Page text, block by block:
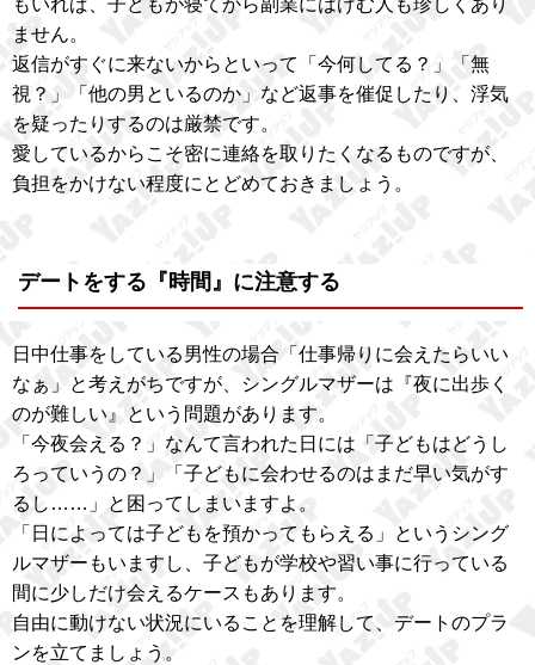
もいれば、子どもが寝てから副業にはげむ人も珍しくあり
ません。
返信がすぐに来ないからといって「今何してる？」「無
視？」「他の男といるのか」など返事を催促したり、浮気
を疑ったりするのは厳禁です。
愛しているからこそ密に連絡を取りたくなるものですが、
負担をかけない程度にとどめておきましょう。
デートをする『時間』に注意する
日中仕事をしている男性の場合「仕事帰りに会えたらいい
なぁ」と考えがちですが、シングルマザーは『夜に出歩く
のが難しい』という問題があります。
「今夜会える？」なんて言われた日には「子どもはどうし
ろっていうの？」「子どもに会わせるのはまだ早い気がす
るし……」と困ってしまいますよ。
「日によっては子どもを預かってもらえる」というシング
ルマザーもいますし、子どもが学校や習い事に行っている
間に少しだけ会えるケースもあります。
自由に動けない状況にいることを理解して、デートのプラ
ンを立てましょう。